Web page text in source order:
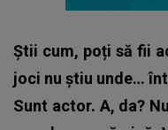
Știi cum, poți să fii
joci nu știu unde…
Sunt actor. A, da?